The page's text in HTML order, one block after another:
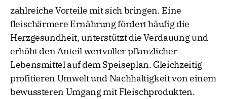
zahlreiche Vorteile mit sich bringen. Eine
fleischärmere Ernährung fördert häufig die
Herzgesundheit, unterstützt die Verdauung und
erhöht den Anteil wertvoller pflanzlicher
Lebensmittel auf dem Speiseplan. Gleichzeitig
profitieren Umwelt und Nachhaltigkeit von einem
bewussteren Umgang mit Fleischprodukten.